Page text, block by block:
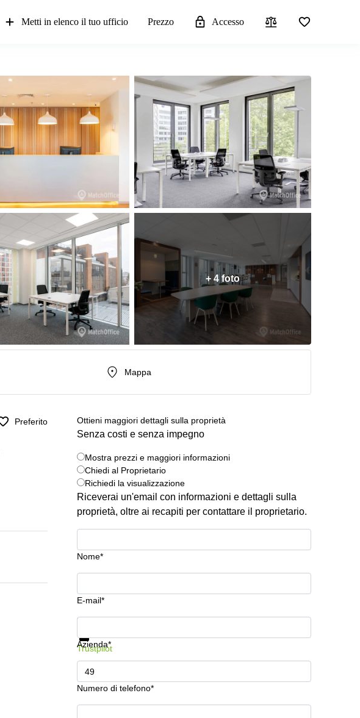
Metti in elenco il tuo ufficio Prezzo Accesso
+ 4 foto
Mappa
Preferito Ottieni maggiori dettagli sulla proprietà
Senza costi e senza impegno
Mostra prezzi e maggiori informazioni
Chiedi al Proprietario
Richiedi la visualizzazione
Riceverai un'email con informazioni e dettagli sulla
proprietà, oltre ai recapiti per contattare il proprietario.
Nome*
E-mail*
Azienda*
Numero di telefono*
Mostra prezzi e maggiori informazioni
Trustpilot